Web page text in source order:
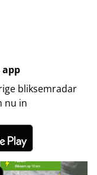
app
bliksemradar
nu in